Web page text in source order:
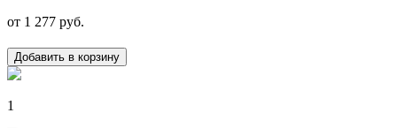
от 1 277 руб.
Добавить в корзину
1